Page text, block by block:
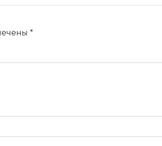
*
комплекта